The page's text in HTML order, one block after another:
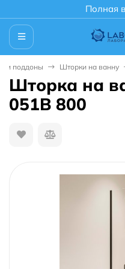
Полная
и поддоны Шторки на ванну
Шторка на
051B 800